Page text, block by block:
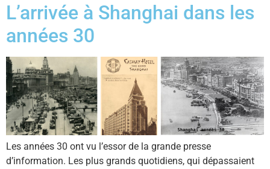
L’arrivée à Shanghai dans les
années 30
Les années 30 ont vu l’essor de la grande presse
d’information. Les plus grands quotidiens, qui dépassaient